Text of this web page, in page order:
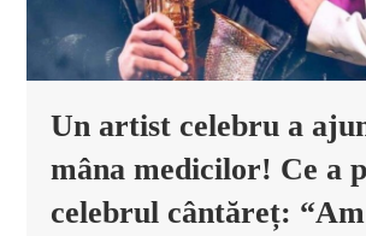
Un artist celebru a
mâna medicilor! Ce a
celebrul cântăreț: